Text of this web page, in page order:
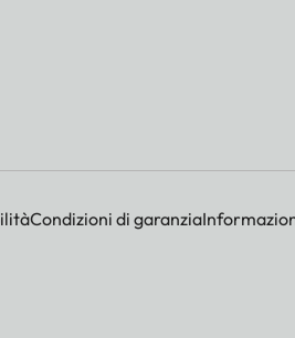
Condizioni di garanzia